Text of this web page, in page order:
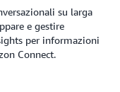
su larga
e gestire
per informazioni
Connect.